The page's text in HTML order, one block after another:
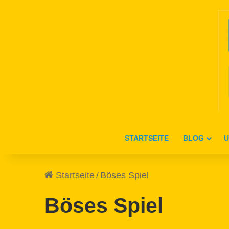
STARTSEITE BLOG
Startseite/ Böses Spiel
Böses Spiel